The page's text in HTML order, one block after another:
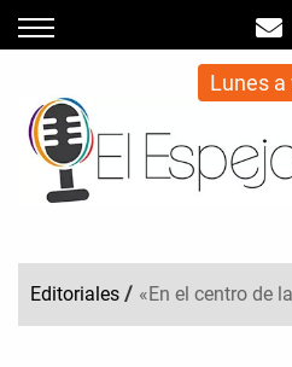
Lunes a
Editoriales / «En el centro de